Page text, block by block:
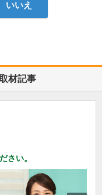
いいえ
材記事
さい。